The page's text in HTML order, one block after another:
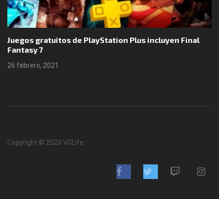
Juegos gratuitos de PlayStation Plus incluyen Final
Fantasy 7
26 febrero, 2021
Copyright © 2020 VGLife